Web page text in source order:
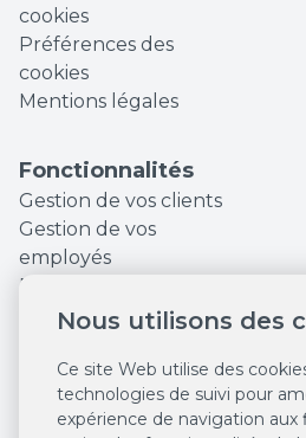
Nous utilisons des
Ce site Web utilise des
technologies de suivi pour
expérience de navigation aux
cookies
Préférences des
cookies
Mentions légales
Fonctionnalités
Gestion de vos clients
Gestion de vos
employés
Finances et Statistiques
Augmentez votre
Outils marketing
Réservations en ligne
24/7